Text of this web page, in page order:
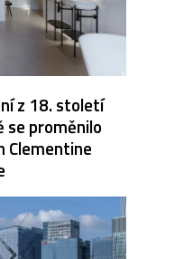
z 18. století
se proměnilo
Clementine